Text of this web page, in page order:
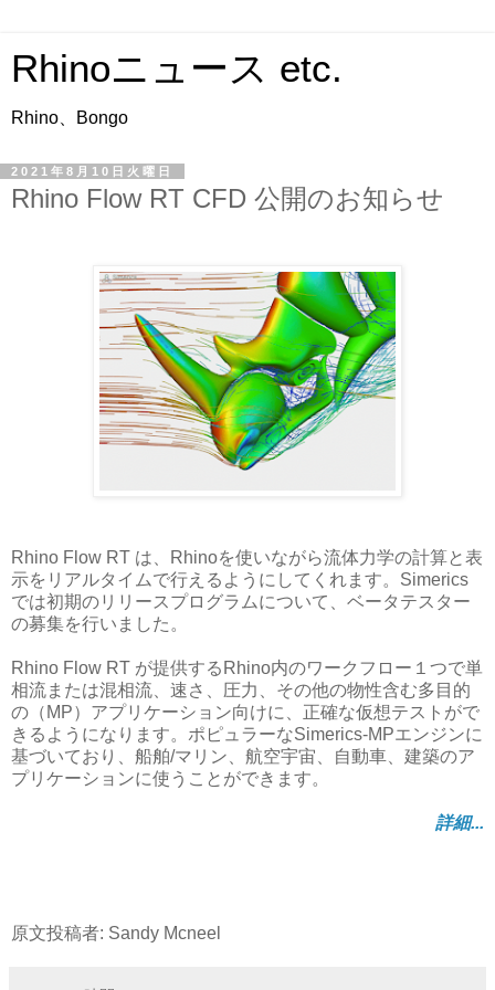
Rhinoニュース etc.
Rhino、Bongo
2021年8月10日火曜日
Rhino Flow RT CFD 公開のお知らせ
Rhino Flow RT は、Rhinoを使いながら流体力学の計算と表
示をリアルタイムで行えるようにしてくれます。Simerics
では初期のリリースプログラムについて、ベータテスター
の募集を行いました。
Rhino Flow RT が提供するRhino内のワークフロー１つで単
相流または混相流、速さ、圧力、その他の物性含む多目的
の（MP）アプリケーション向けに、正確な仮想テストがで
きるようになります。ポピュラーなSimerics-MPエンジンに
基づいており、船舶/マリン、航空宇宙、自動車、建築のア
プリケーションに使うことができます。
詳細...
原文投稿者: Sandy Mcneel